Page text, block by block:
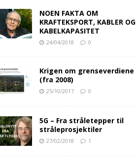
NOEN FAKTA OM
KRAFTEKSPORT, KABLER OG
KABELKAPASITET
24/04/2018 0
Krigen om grenseverdiene
(fra 2008)
25/10/2017 0
5G – Fra stråletepper til
stråleprosjektiler
27/02/2018 1